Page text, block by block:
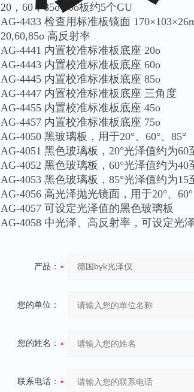
20，60，85o 60o板约5个GU
AG-4433 检查用标准板镜面
20,60,85o 高反射率
AG-4441 内置校准标准板底座 20o
AG-4443 内置校准标准板底座 60o
AG-4445 内置校准标准板底座 85o
AG-4447 内置校准标准板底座 三角度
AG-4455 内置校准标准板底座 45o
AG-4457 内置校准标准板底座 75o
AG-4050 黑玻璃板，用于20°、60°、85°
AG-4051 黑色玻璃板，20°光泽值约为60
AG-4052 黑色玻璃板，60°光泽值约为40
AG-4053 黑色玻璃板，85°光泽值约为15
AG-4056 高光泽抛光镜面，用于20°、60°
AG-4057 可设定光泽值的黑色玻璃板
AG-4058 中光泽、高反射率，可设定光
产品：
您的单位：
您的姓名：
联系电话：